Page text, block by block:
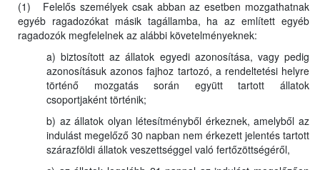
(1) Felelős személyek csak abban az esetben mozgathatnak
egyéb ragadozókat másik tagállamba, ha az említett egyéb
ragadozók megfelelnek az alábbi követelményeknek:
a) biztosított az állatok egyedi azonosítása, vagy pedig
azonosításuk azonos fajhoz tartozó, a rendeltetési helyre
történő mozgatás során együtt tartott állatok
csoportjaként történik;
b) az állatok olyan létesítményből érkeznek, amelyből az
indulást megelőző 30 napban nem érkezett jelentés tartott
szárazföldi állatok veszettséggel való fertőzöttségéről,